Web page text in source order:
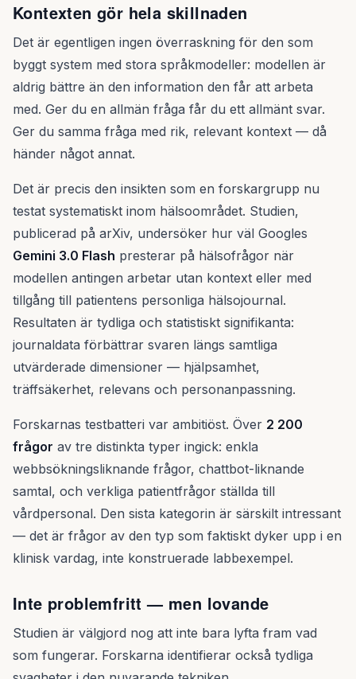
Kontexten gör hela skillnaden
Det är egentligen ingen överraskning för den som
byggt system med stora språkmodeller: modellen är
aldrig bättre än den information den får att arbeta
med. Ger du en allmän fråga får du ett allmänt svar.
Ger du samma fråga med rik, relevant kontext — då
händer något annat.
Det är precis den insikten som en forskargrupp nu
testat systematiskt inom hälsoområdet. Studien,
publicerad på arXiv, undersöker hur väl Googles
Gemini 3.0 Flash presterar på hälsofrågor när
modellen antingen arbetar utan kontext eller med
tillgång till patientens personliga hälsojournal.
Resultaten är tydliga och statistiskt signifikanta:
journaldata förbättrar svaren längs samtliga
utvärderade dimensioner — hjälpsamhet,
träffsäkerhet, relevans och personanpassning.
Forskarnas testbatteri var ambitiöst. Över 2 200
frågor av tre distinkta typer ingick: enkla
webbsökningsliknande frågor, chattbot-liknande
samtal, och verkliga patientfrågor ställda till
vårdpersonal. Den sista kategorin är särskilt intressant
— det är frågor av den typ som faktiskt dyker upp i en
klinisk vardag, inte konstruerade labbexempel.
Inte problemfritt — men lovande
Studien är välgjord nog att inte bara lyfta fram vad
som fungerar. Forskarna identifierar också tydliga